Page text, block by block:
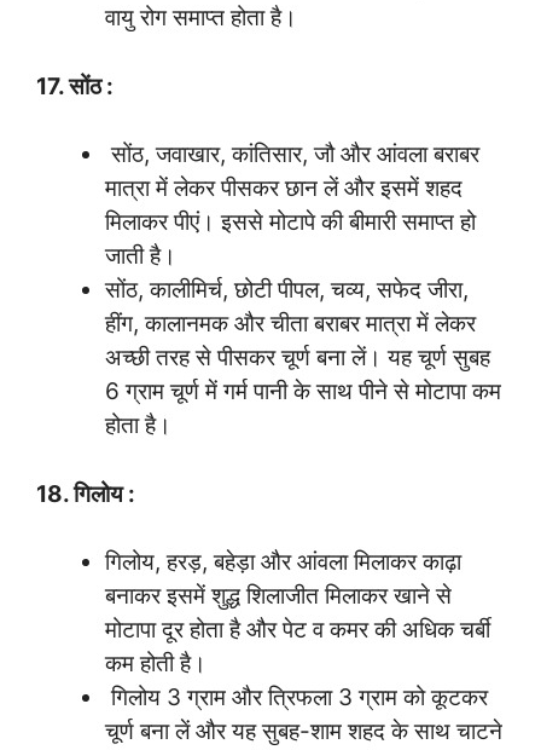
वायु रोग समाप्त होता है।
17. सोंठ :
सोंठ, जवाखार, कांतिसार, जौ और आंवला बराबर
मात्रा में लेकर पीसकर छान लें और इसमें शहद
मिलाकर पीएं। इससे मोटापे की बीमारी समाप्त हो
जाती है।
सोंठ, कालीमिर्च, छोटी पीपल, चव्य, सफेद जीरा,
हींग, कालानमक और चीता बराबर मात्रा में लेकर
अच्छी तरह से पीसकर चूर्ण बना लें। यह चूर्ण सुबह
6 ग्राम चूर्ण में गर्म पानी के साथ पीने से मोटापा कम
होता है।
18. गिलोय :
गिलोय, हरड़, बहेड़ा और आंवला मिलाकर काढ़ा
बनाकर इसमें शुद्ध शिलाजीत मिलाकर खाने से
मोटापा दूर होता है और पेट व कमर की अधिक चर्बी
कम होती है।
गिलोय 3 ग्राम और त्रिफला 3 ग्राम को कूटकर
चूर्ण बना लें और यह सुबह-शाम शहद के साथ चाटने